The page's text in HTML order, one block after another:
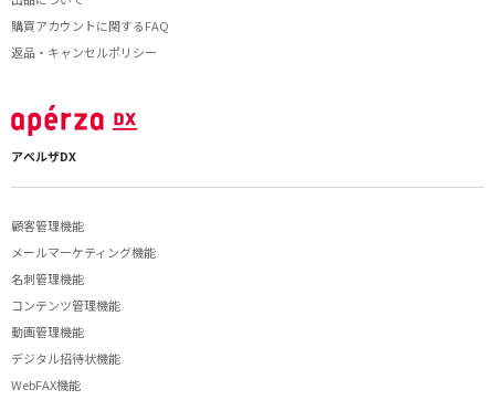
購買アカウントに関するFAQ
返品・キャンセルポリシー
アペルザDX
顧客管理機能
メールマーケティング機能
名刺管理機能
コンテンツ管理機能
動画管理機能
デジタル招待状機能
WebFAX機能